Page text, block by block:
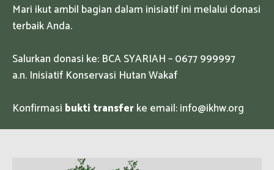
Mari ikut ambil bagian dalam inisiatif ini melalui donasi
terbaik Anda.
Salurkan donasi ke: BCA SYARIAH – 0677 999997
a.n. Inisiatif Konservasi Hutan Wakaf
Konfirmasi bukti transferke email: info@ikhw.org